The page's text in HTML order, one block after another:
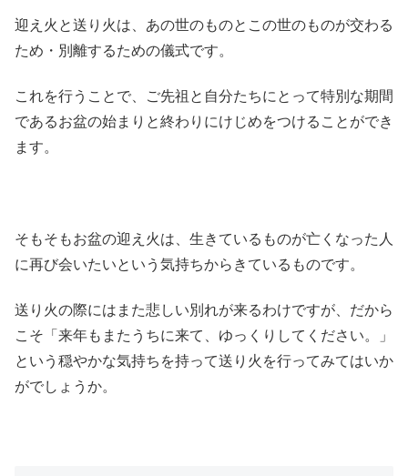
迎え火と送り火は、あの世のものとこの世のものが交わる
ため・別離するための儀式です。
これを行うことで、ご先祖と自分たちにとって特別な期間
であるお盆の始まりと終わりにけじめをつけることができ
ます。
そもそもお盆の迎え火は、生きているものが亡くなった人
に再び会いたいという気持ちからきているものです。
送り火の際にはまた悲しい別れが来るわけですが、だから
こそ「来年もまたうちに来て、ゆっくりしてください。」
という穏やかな気持ちを持って送り火を行ってみてはいか
がでしょうか。